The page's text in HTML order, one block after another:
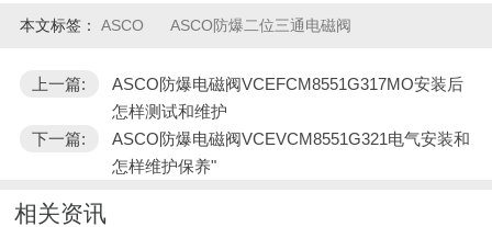
本文标签： ASCO ASCO防爆二位三通电磁阀
上一篇:
ASCO防爆电磁阀VCEFCM8551G317MO安装后
怎样测试和维护
下一篇:
ASCO防爆电磁阀VCEVCM8551G321电气安装和
怎样维护保养"
相关资讯